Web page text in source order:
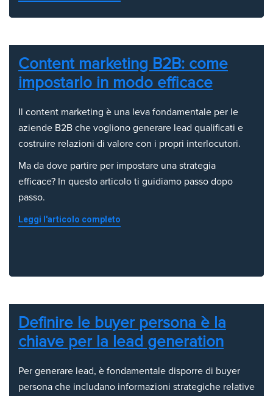
Content marketing B2B: come
impostarlo in modo efficace
Il content marketing è una leva fondamentale per le
aziende B2B che vogliono generare lead qualificati e
costruire relazioni di valore con i propri interlocutori.
Ma da dove partire per impostare una strategia
efficace? In questo articolo ti guidiamo passo dopo
passo.
Leggi l'articolo completo
Definire le buyer persona è la
chiave per la lead generation
Per generare lead, è fondamentale disporre di buyer
persona che includano informazioni strategiche relative